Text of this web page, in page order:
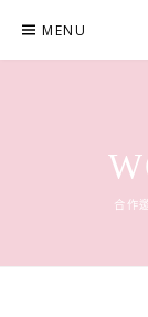
content
MENU
合作